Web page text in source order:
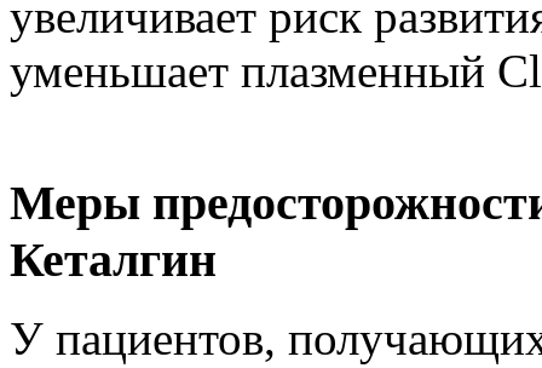
увеличивает риск
уменьшает плазменный
Меры
Кеталгин
У пациентов,